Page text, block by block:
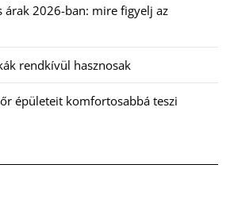
árak 2026-ban: mire figyelj az
rendkívül hasznosak
épületeit komfortosabbá teszi